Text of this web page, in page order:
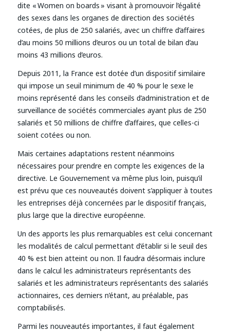
dite « Women on boards » visant à promouvoir l’égalité
des sexes dans les organes de direction des sociétés
cotées, de plus de 250 salariés, avec un chiffre d’affaires
d’au moins 50 millions d’euros ou un total de bilan d’au
moins 43 millions d’euros.
Depuis 2011, la France est dotée d’un dispositif similaire
qui impose un seuil minimum de 40 % pour le sexe le
moins représenté dans les conseils d’administration et de
surveillance de sociétés commerciales ayant plus de 250
salariés et 50 millions de chiffre d’affaires, que celles-ci
soient cotées ou non.
Mais certaines adaptations restent néanmoins
nécessaires pour prendre en compte les exigences de la
directive. Le Gouvernement va même plus loin, puisqu’il
est prévu que ces nouveautés doivent s’appliquer à toutes
les entreprises déjà concernées par le dispositif français,
plus large que la directive européenne.
Un des apports les plus remarquables est celui concernant
les modalités de calcul permettant d’établir si le seuil des
40 % est bien atteint ou non. Il faudra désormais inclure
dans le calcul les administrateurs représentants des
salariés et les administrateurs représentants des salariés
actionnaires, ces derniers n’étant, au préalable, pas
comptabilisés.
Parmi les nouveautés importantes, il faut également